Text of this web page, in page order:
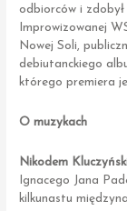
odbiorców i
Improwizowanej
Nowej Soli,
debiutanckiego
którego premiera
O muzykach
Nikodem
Ignacego Jana
kilkunastu